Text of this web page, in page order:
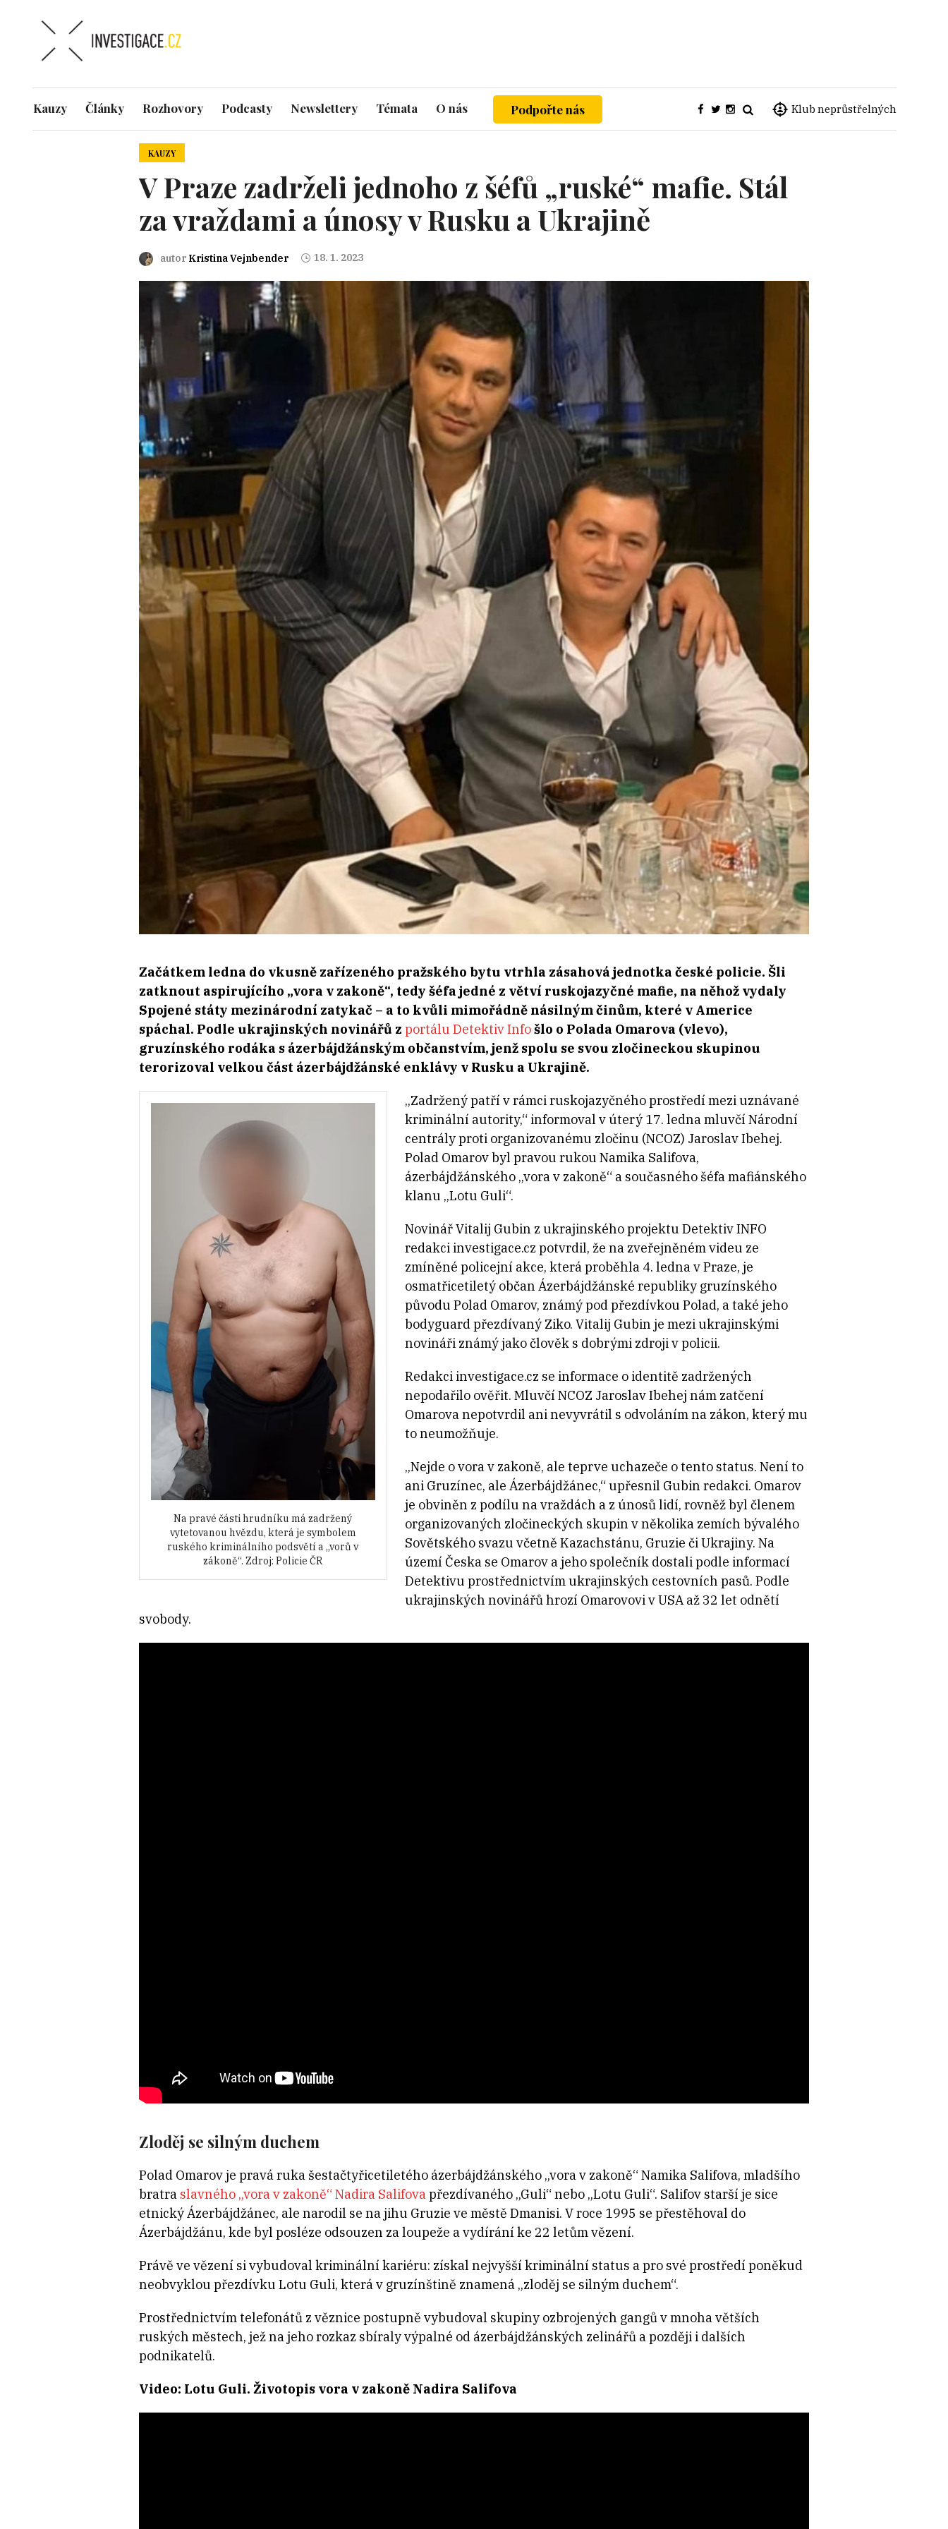
Klub neprůstřelných
Kauzy Články Rozhovory Podcasty Newslettery Témata O nás Podpořte nás
KAUZY
V Praze zadrželi jednoho z šéfů „ruské“ mafie. Stál
za vraždami a únosy v Rusku a Ukrajině
autor Kristina Vejnbender 18. 1. 2023
Začátkem ledna do vkusně zařízeného pražského bytu vtrhla zásahová jednotka české policie. Šli
zatknout aspirujícího „vora v zakoně“, tedy šéfa jedné z větví ruskojazyčné mafie, na něhož vydaly
Spojené státy mezinárodní zatykač – a to kvůli mimořádně násilným činům, které v Americe
spáchal. Podle ukrajinských novinářů z portálu Detektiv Infošlo o Polada Omarova (vlevo),
gruzínského rodáka s ázerbájdžánským občanstvím, jenž spolu se svou zločineckou skupinou
terorizoval velkou část ázerbájdžánské enklávy v Rusku a Ukrajině.
Na pravé části hrudníku má zadržený
vytetovanou hvězdu, která je symbolem
ruského kriminálního podsvětí a „vorů v
zákoně“. Zdroj: Policie ČR
„Zadržený patří v rámci ruskojazyčného prostředí mezi uznávané
kriminální autority,“ informoval v úterý 17. ledna mluvčí Národní
centrály proti organizovanému zločinu (NCOZ) Jaroslav Ibehej.
Polad Omarov byl pravou rukou Namika Salifova,
ázerbájdžánského „vora v zakoně“ a současného šéfa mafiánského
klanu „Lotu Guli“.
Novinář Vitalij Gubin z ukrajinského projektu Detektiv INFO
redakci investigace.cz potvrdil, že na zveřejněném videu ze
zmíněné policejní akce, která proběhla 4. ledna v Praze, je
osmatřicetiletý občan Ázerbájdžánské republiky gruzínského
původu Polad Omarov, známý pod přezdívkou Polad, a také jeho
bodyguard přezdívaný Ziko. Vitalij Gubin je mezi ukrajinskými
novináři známý jako člověk s dobrými zdroji v policii.
Redakci investigace.cz se informace o identitě zadržených
nepodařilo ověřit. Mluvčí NCOZ Jaroslav Ibehej nám zatčení
Omarova nepotvrdil ani nevyvrátil s odvoláním na zákon, který mu
to neumožňuje.
„Nejde o vora v zakoně, ale teprve uchazeče o tento status. Není to
ani Gruzínec, ale Ázerbájdžánec,“ upřesnil Gubin redakci. Omarov
je obviněn z podílu na vraždách a z únosů lidí, rovněž byl členem
organizovaných zločineckých skupin v několika zemích bývalého
Sovětského svazu včetně Kazachstánu, Gruzie či Ukrajiny. Na
území Česka se Omarov a jeho společník dostali podle informací
Detektivu prostřednictvím ukrajinských cestovních pasů. Podle
ukrajinských novinářů hrozí Omarovovi v USA až 32 let odnětí
svobody.
Zloděj se silným duchem
Polad Omarov je pravá ruka šestačtyřicetiletého ázerbájdžánského „vora v zakoně“ Namika Salifova, mladšího
bratra slavného „vora v zakoně“ Nadira Salifovapřezdívaného „Guli“ nebo „Lotu Guli“. Salifov starší je sice
etnický Ázerbájdžánec, ale narodil se na jihu Gruzie ve městě Dmanisi. V roce 1995 se přestěhoval do
Ázerbájdžánu, kde byl posléze odsouzen za loupeže a vydírání ke 22 letům vězení.
Právě ve vězení si vybudoval kriminální kariéru: získal nejvyšší kriminální status a pro své prostředí poněkud
neobvyklou přezdívku Lotu Guli, která v gruzínštině znamená „zloděj se silným duchem“.
Prostřednictvím telefonátů z věznice postupně vybudoval skupiny ozbrojených gangů v mnoha větších
ruských městech, jež na jeho rozkaz sbíraly výpalné od ázerbájdžánských zelinářů a později i dalších
podnikatelů.
Video: Lotu Guli. Životopis vora v zakoně Nadira Salifova